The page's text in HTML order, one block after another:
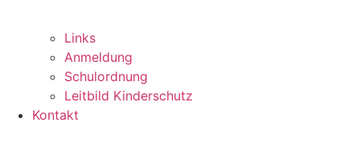
Links
Anmeldung
Schulordnung
Leitbild Kinderschutz
Kontakt